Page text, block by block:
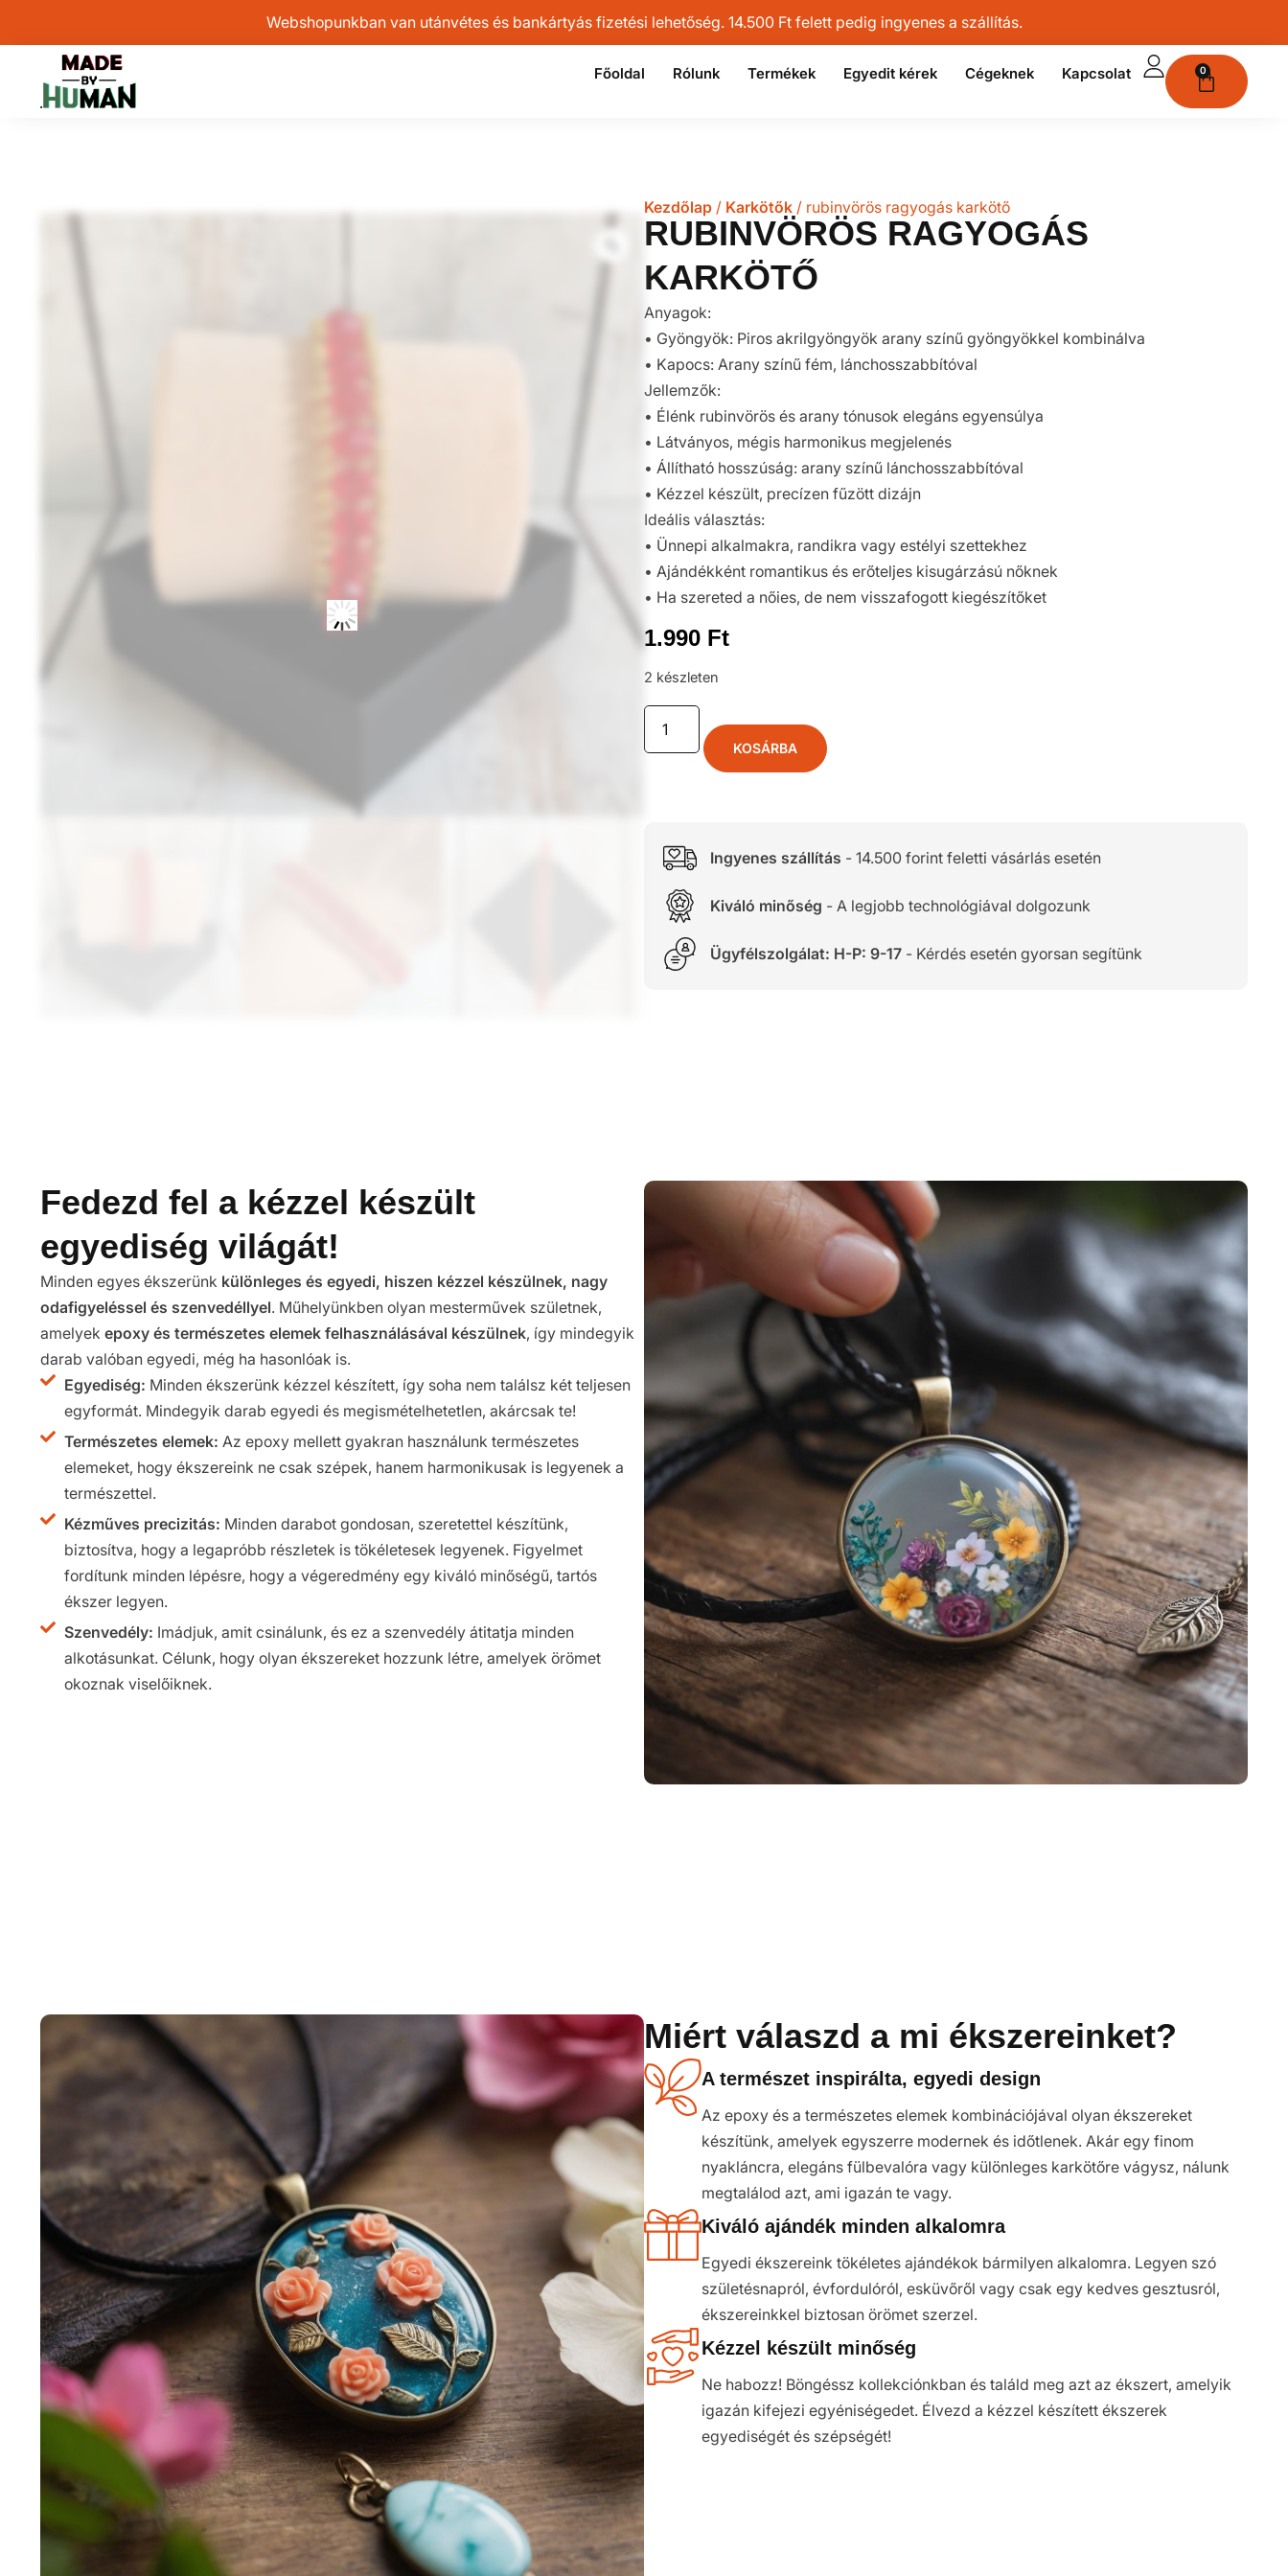
Webshopunkban van utánvétes és bankártyás fizetési lehetőség. 14.500 Ft felett pedig ingyenes a szállítás.
Főoldal Rólunk Termékek Egyedit kérek Cégeknek Kapcsolat 0
Kezdőlap / Karkötők / rubinvörös ragyogás karkötő
RUBINVÖRÖS RAGYOGÁS
KARKÖTŐ
Anyagok:
• Gyöngyök: Piros akrilgyöngyök arany színű gyöngyökkel kombinálva
• Kapocs: Arany színű fém, lánchosszabbítóval
Jellemzők:
• Élénk rubinvörös és arany tónusok elegáns egyensúlya
• Látványos, mégis harmonikus megjelenés
• Állítható hosszúság: arany színű lánchosszabbítóval
• Kézzel készült, precízen fűzött dizájn
Ideális választás:
• Ünnepi alkalmakra, randikra vagy estélyi szettekhez
• Ajándékként romantikus és erőteljes kisugárzású nőknek
• Ha szereted a nőies, de nem visszafogott kiegészítőket
1.990 Ft
2 készleten
KOSÁRBA
Ingyenes szállítás - 14.500 forint feletti vásárlás esetén
Kiváló minőség - A legjobb technológiával dolgozunk
Ügyfélszolgálat: H-P: 9-17- Kérdés esetén gyorsan segítünk
Fedezd fel a kézzel készült
egyediség világát!
Minden egyes ékszerünk különleges és egyedi, hiszen kézzel készülnek, nagy
odafigyeléssel és szenvedéllyel. Műhelyünkben olyan mesterművek születnek,
amelyek epoxy és természetes elemek felhasználásával készülnek, így mindegyik
darab valóban egyedi, még ha hasonlóak is.
Egyediség: Minden ékszerünk kézzel készített, így soha nem találsz két teljesen
egyformát. Mindegyik darab egyedi és megismételhetetlen, akárcsak te!
Természetes elemek: Az epoxy mellett gyakran használunk természetes
elemeket, hogy ékszereink ne csak szépek, hanem harmonikusak is legyenek a
természettel.
Kézműves precizitás: Minden darabot gondosan, szeretettel készítünk,
biztosítva, hogy a legapróbb részletek is tökéletesek legyenek. Figyelmet
fordítunk minden lépésre, hogy a végeredmény egy kiváló minőségű, tartós
ékszer legyen.
Szenvedély: Imádjuk, amit csinálunk, és ez a szenvedély átitatja minden
alkotásunkat. Célunk, hogy olyan ékszereket hozzunk létre, amelyek örömet
okoznak viselőiknek.
Miért válaszd a mi ékszereinket?
A természet inspirálta, egyedi design
Az epoxy és a természetes elemek kombinációjával olyan ékszereket
készítünk, amelyek egyszerre modernek és időtlenek. Akár egy finom
nyakláncra, elegáns fülbevalóra vagy különleges karkötőre vágysz, nálunk
megtalálod azt, ami igazán te vagy.
Kiváló ajándék minden alkalomra
Egyedi ékszereink tökéletes ajándékok bármilyen alkalomra. Legyen szó
születésnapról, évfordulóról, esküvőről vagy csak egy kedves gesztusról,
ékszereinkkel biztosan örömet szerzel.
Kézzel készült minőség
Ne habozz! Böngéssz kollekciónkban és találd meg azt az ékszert, amelyik
igazán kifejezi egyéniségedet. Élvezd a kézzel készített ékszerek
egyediségét és szépségét!